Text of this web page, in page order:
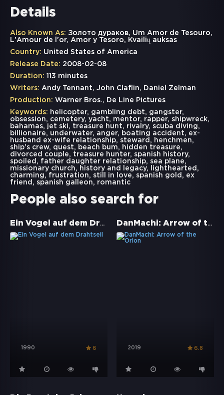
Details
Also Known As: Золото дураков, Um Amor de Tesouro,
L'Amour de l'or, Amor y Tesoro, Kvailių auksas
Country: United States of America
Release Date: 2008-02-08
Duration: 113 minutes
Writers: Andy Tennant, John Claflin, Daniel Zelman
Production: Warner Bros., De Line Pictures
Keywords: helicopter, gambling debt, gangster,
obsession, cemetery, yacht, mentor, rapper, shipwreck,
bahamas, jet ski , treasure hunt, rivalry, scuba diving ,
billionaire, underwater, anger, boating accident, ex-
husband ex-wife relationship, steward , henchmen,
ship's crew, quest, beach bum, hidden treasure,
divorced couple, treasure hunter, spanish history,
spoiled , father daughter relationship, sea plane,
missionary church, history and legacy, lighthearted ,
charming , frustration, still in love, spanish gold , ex
friend , spanish galleon, romantic
People also search for
Ein Vogel auf dem Drahtseil
1990 6
DanMachi: Arrow of the Orion
2019 6.8